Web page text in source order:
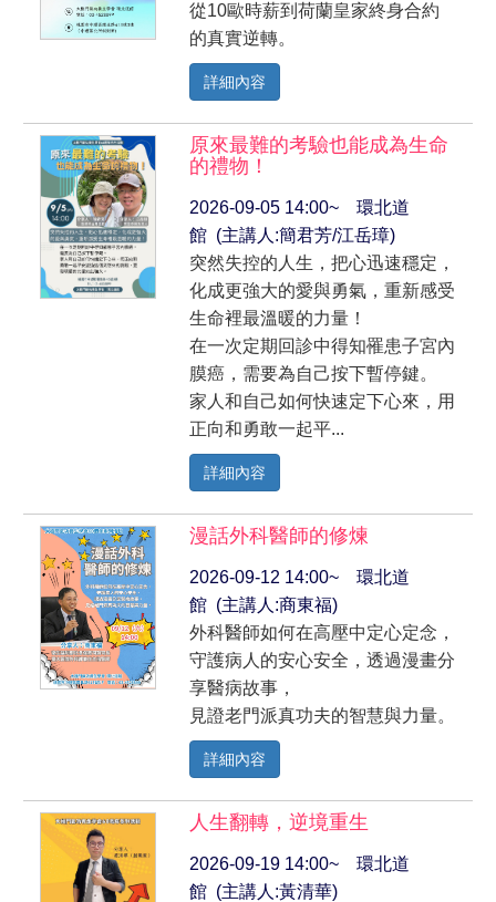
從10歐時薪到荷蘭皇家終身合約
的真實逆轉。
詳細內容
原來最難的考驗也能成為生命
的禮物！
2026-09-05 14:00~ 環北道
館 (主講人:簡君芳/江岳璋)
突然失控的人生，把心迅速穩定，
化成更強大的愛與勇氣，重新感受
生命裡最溫暖的力量！
在一次定期回診中得知罹患子宮內
膜癌，需要為自己按下暫停鍵。
家人和自己如何快速定下心來，用
正向和勇敢一起平...
詳細內容
漫話外科醫師的修煉
2026-09-12 14:00~ 環北道
館 (主講人:商東福)
外科醫師如何在高壓中定心定念，
守護病人的安心安全，透過漫畫分
享醫病故事，
見證老門派真功夫的智慧與力量。
詳細內容
人生翻轉，逆境重生
2026-09-19 14:00~ 環北道
館 (主講人:黃清華)